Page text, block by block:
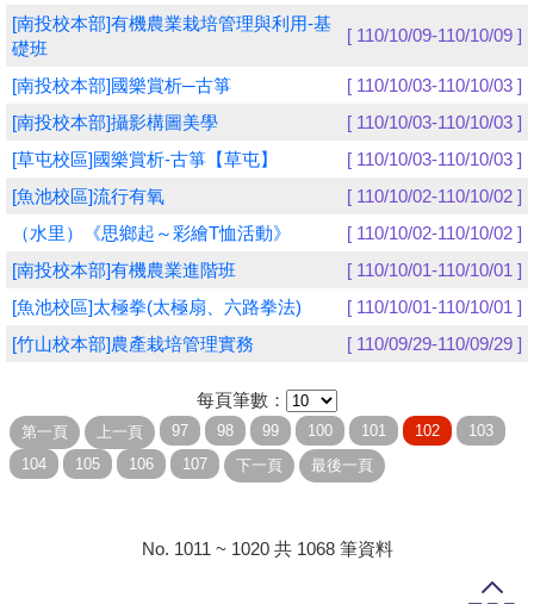
友站連結
網路選課
學員專區
教師專區
評委專區
校務行政
[南投校本部]有機農業栽培管理與利用-基
礎班
[ 110/10/09-110/10/09 ]
[南投校本部]國樂賞析─古箏
[ 110/10/03-110/10/03 ]
[南投校本部]攝影構圖美學
[ 110/10/03-110/10/03 ]
[草屯校區]國樂賞析-古箏【草屯】
[ 110/10/03-110/10/03 ]
[魚池校區]流行有氧
[ 110/10/02-110/10/02 ]
（水里）《思鄉起～彩繪T恤活動》
[ 110/10/02-110/10/02 ]
[南投校本部]有機農業進階班
[ 110/10/01-110/10/01 ]
[魚池校區]太極拳(太極扇、六路拳法)
[ 110/10/01-110/10/01 ]
[竹山校本部]農產栽培管理實務
[ 110/09/29-110/09/29 ]
每頁筆數：
No. 1011 ~ 1020 共 1068 筆資料